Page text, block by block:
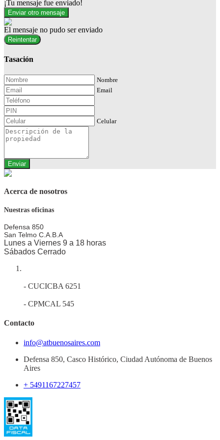
¡Tu mensaje fue enviado!
Enviar otro mensaje
El mensaje no pudo ser enviado
Reintentar
Tasación
Nombre
Email
Celular
Enviar
Acerca de nosotros
Nuestras oficinas
Defensa 850
San Telmo C.A.B.A
Lunes a Viernes 9 a 18 horas
Sábados Cerrado
- CUCICBA 6251
- CPMCAL 545
Contacto
info@atbuenosaires.com
Defensa 850, Casco Histórico, Ciudad Autónoma de Buenos
Aires
+ 5491167227457